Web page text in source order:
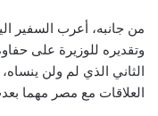
من جانبه، أعرب السفير
وتقديره للوزيرة على
الثاني الذي لم ولن
العلاقات مع مصر مهما